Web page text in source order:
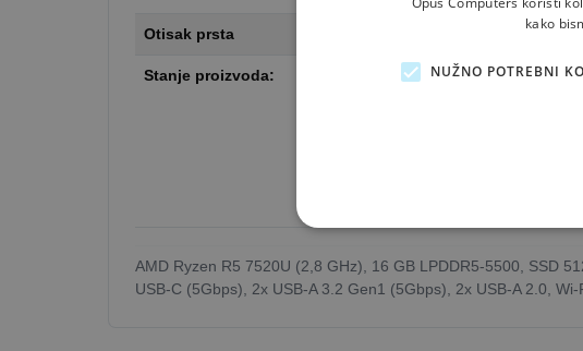
Otisak prsta
Stanje proizvoda:
Outlet GOLD - novo bez originalnog
Zamjensko
AMD Ryzen R5 7520U (2,8 GHz), 16 GB LPDDR5-5500, SSD
USB-C (5Gbps), 2x USB-A 3.2 Gen1 (5Gbps), 2x USB-A 2.0,
kako
NUŽNO POTREBNI